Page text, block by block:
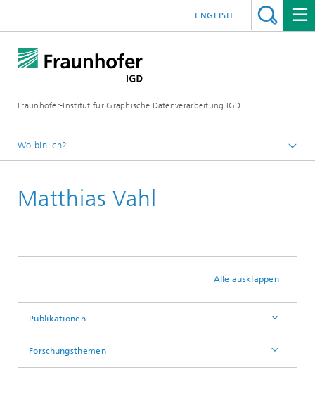
Fraunhofer-Institut für Graphische Datenverarbeitung IGD
ENGLISH
Wo bin ich?
Institut
Matthias Vahl
Alle ausklappen
Publikationen
Forschungsthemen